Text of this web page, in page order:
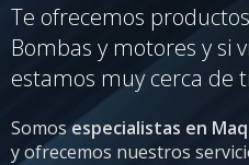
Te ofrecemos
Bombas y motores y si
estamos muy cerca de
Somosespecialistas en
y ofrecemos nuestros